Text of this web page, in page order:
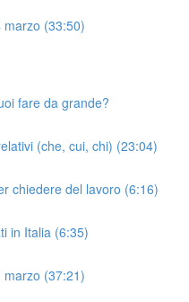
marzo (33:50)
fare da grande?
(che, cui, chi) (23:04)
chiedere del lavoro (6:16)
in Italia (6:35)
marzo (37:21)